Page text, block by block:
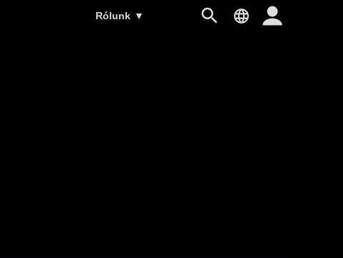
Rólunk ▼